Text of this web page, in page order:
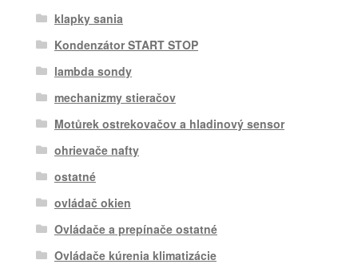
klapky sania
Kondenzátor START STOP
lambda sondy
mechanizmy stieračov
Motůrek ostrekovačov a hladinový sensor
ohrievače nafty
ostatné
ovládač okien
Ovládače a prepínače ostatné
Ovládače kúrenia klimatizácie